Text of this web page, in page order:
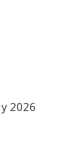
2026